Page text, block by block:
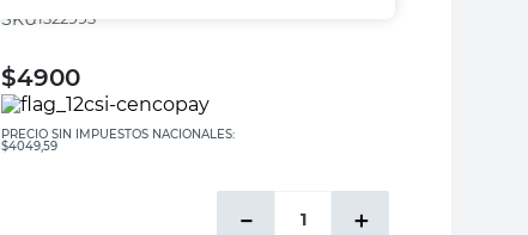
:1322993
$4900
PRECIO SIN IMPUESTOS NACIONALES:
$4049,59
＋
－